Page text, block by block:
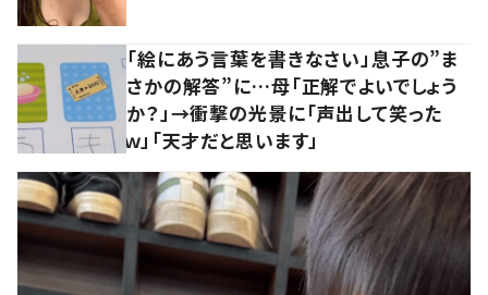
「絵にあう言葉を書きなさい」息子の”ま
さかの解答”に…母「正解でよいでしょう
か？」→衝撃の光景に「声出して笑った
ｗ」「天才だと思います」